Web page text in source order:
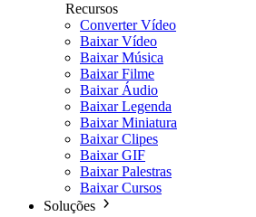
Recursos
Converter Vídeo
Baixar Vídeo
Baixar Música
Baixar Filme
Baixar Áudio
Baixar Legenda
Baixar Miniatura
Baixar Clipes
Baixar GIF
Baixar Palestras
Baixar Cursos
Soluções